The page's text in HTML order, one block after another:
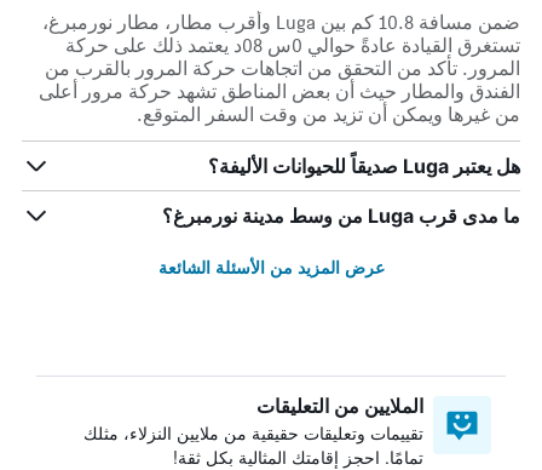
ضمن مسافة 10.8 كم بين Luga وأقرب مطار، مطار نورمبرغ،
تستغرق القيادة عادةً حوالي 0س 08د يعتمد ذلك على حركة
المرور. تأكد من التحقق من اتجاهات حركة المرور بالقرب من
الفندق والمطار حيث أن بعض المناطق تشهد حركة مرور أعلى
من غيرها ويمكن أن تزيد من وقت السفر المتوقع.
هل يعتبر Luga صديقاً للحيوانات الأليفة؟
ما مدى قرب Luga من وسط مدينة نورمبرغ؟
عرض المزيد من الأسئلة الشائعة
الملايين من التعليقات
تقييمات وتعليقات حقيقية من ملايين النزلاء، مثلك
تمامًا. احجز إقامتك المثالية بكل ثقة!